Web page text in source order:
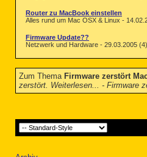
Router zu MacBook einstellen
Alles rund um Mac OSX & Linux -
Firmware Update??
Netzwerk und Hardware - 29.03.2005 (4)
Zum Thema Firmware zerstört
zerstört. Weiterlesen... - Firmware